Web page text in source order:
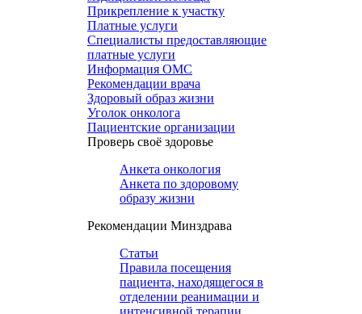
Прикрепление к участку
Платные услуги
Специалисты предоставляющие
платные услуги
Информация ОМС
Рекомендации врача
Здоровый образ жизни
Уголок онколога
Пациентские организации
Проверь своё здоровье
Анкета онкология
Анкета по здоровому
образу жизни
Рекомендации Минздрава
Статьи
Правила посещения
пациента, находящегося в
отделении реанимации и
интенсивной терапии